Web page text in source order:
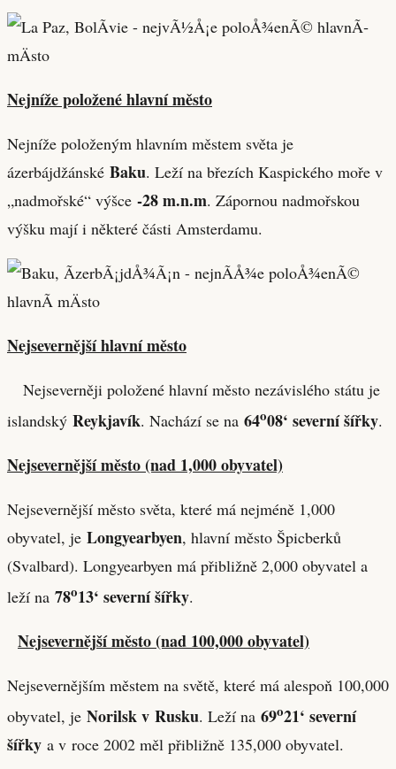
Nejníže položené hlavní město
Nejníže položeným hlavním městem světa je
ázerbájdžánské Baku. Leží na březích Kaspického moře v
„nadmořské“ výšce -28 m.n.m. Zápornou nadmořskou
výšku mají i některé části Amsterdamu.
Nejsevernější hlavní město
Nejseverněji položené hlavní město nezávislého státu je
islandský Reykjavík. Nachází se na 64o08‘ severní šířky.
Nejsevernější město (nad 1,000 obyvatel)
Nejsevernější město světa, které má nejméně 1,000
obyvatel, je Longyearbyen, hlavní město Špicberků
(Svalbard). Longyearbyen má přibližně 2,000 obyvatel a
leží na 78o13‘ severní šířky.
Nejsevernější město (nad 100,000 obyvatel)
Nejsevernějším městem na světě, které má alespoň 100,000
obyvatel, je Norilsk v Rusku. Leží na 69o21‘ severní
šířky a v roce 2002 měl přibližně 135,000 obyvatel.